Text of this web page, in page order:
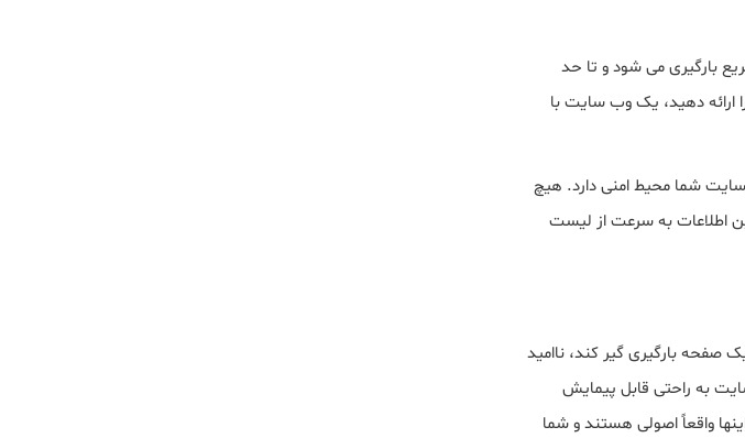
بارگیری می شود و تا حد
ارائه دهید، یک وب سایت با
شما محیط امنی دارد. هیچ
اطلاعات به سرعت از لیست
بارگیری گیر کند، ناامید
به راحتی قابل پیمایش
واقعاً اصولی هستند و شما